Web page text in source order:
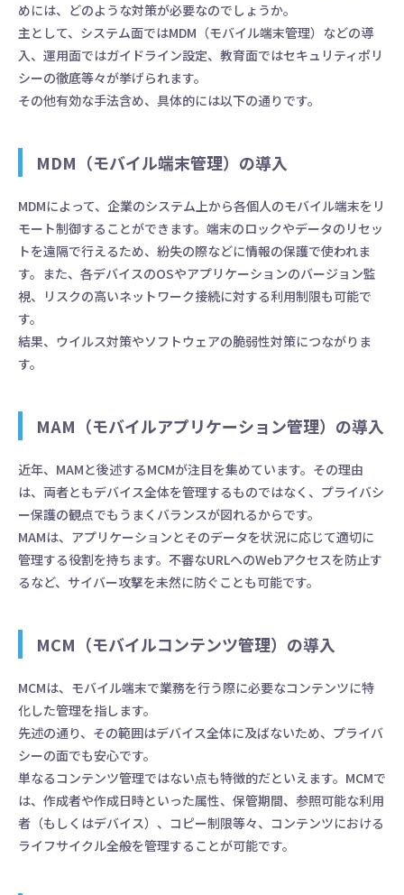
めには、どのような対策が必要なのでしょうか。
主として、システム面ではMDM（モバイル端末管理）などの導
入、運用面ではガイドライン設定、教育面ではセキュリティポリ
シーの徹底等々が挙げられます。
その他有効な手法含め、具体的には以下の通りです。
MDM（モバイル端末管理）の導入
MDMによって、企業のシステム上から各個人のモバイル端末をリ
モート制御することができます。端末のロックやデータのリセッ
トを遠隔で行えるため、紛失の際などに情報の保護で使われま
す。また、各デバイスのOSやアプリケーションのバージョン監
視、リスクの高いネットワーク接続に対する利用制限も可能で
す。
結果、ウイルス対策やソフトウェアの脆弱性対策につながりま
す。
MAM（モバイルアプリケーション管理）の導入
近年、MAMと後述するMCMが注目を集めています。その理由
は、両者ともデバイス全体を管理するものではなく、プライバシ
ー保護の観点でもうまくバランスが図れるからです。
MAMは、アプリケーションとそのデータを状況に応じて適切に
管理する役割を持ちます。不審なURLへのWebアクセスを防止す
るなど、サイバー攻撃を未然に防ぐことも可能です。
MCM（モバイルコンテンツ管理）の導入
MCMは、モバイル端末で業務を行う際に必要なコンテンツに特
化した管理を指します。
先述の通り、その範囲はデバイス全体に及ばないため、プライバ
シーの面でも安心です。
単なるコンテンツ管理ではない点も特徴的だといえます。MCMで
は、作成者や作成日時といった属性、保管期間、参照可能な利用
者（もしくはデバイス）、コピー制限等々、コンテンツにおける
ライフサイクル全般を管理することが可能です。